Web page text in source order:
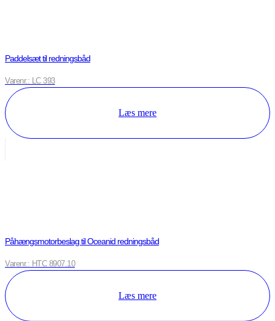
Paddelsæt til redningsbåd
Varenr.: LC 393
Læs mere
Påhængsmotorbeslag til Oceanid redningsbåd
Varenr.: HTC 8907.10
Læs mere